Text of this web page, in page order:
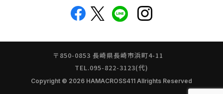
〒850-0853 長崎県長崎市浜町4-11
TEL.095-822-3123(代)
Copyright © 2026 HAMACROSS411 Allrights Reserved